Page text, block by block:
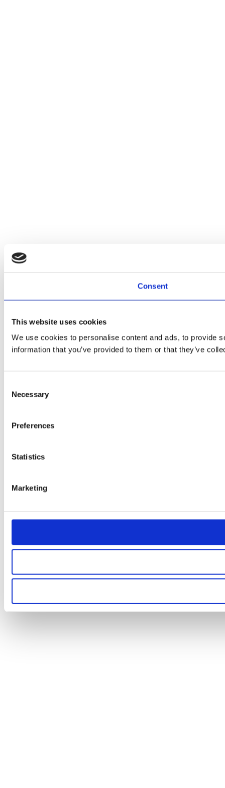
Consent
This website uses cookies
We use cookies to personalise content and ads, to provide
information that you’ve provided to them or that they’ve
Selection
Necessary
Preferences
Statistics
Marketing